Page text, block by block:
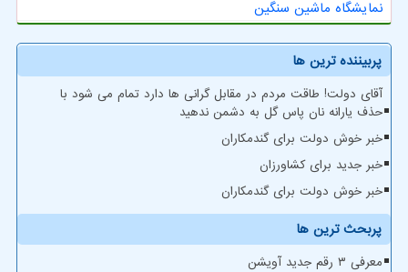
نمایشگاه ماشین سنگین
پربیننده ترین ها
آقای دولت! طاقت مردم در مقابل گرانی ها دارد تمام می شود با
حذف یارانه نان پاس گل به دشمن ندهید
خبر خوش دولت برای گندمکاران
خبر جدید برای کشاورزان
خبر خوش دولت برای گندمکاران
پربحث ترین ها
معرفی ۳ رقم جدید آویشن